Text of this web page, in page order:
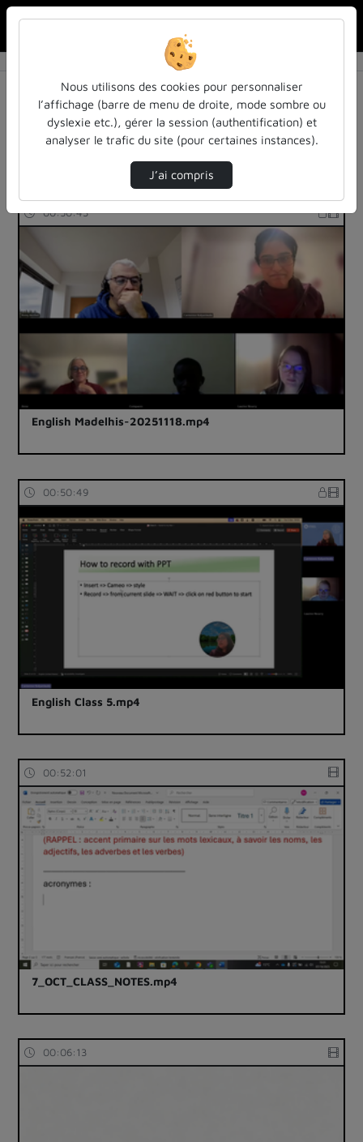
Résultats de la recherche
Filtres actifs (cliquer pour en retirer) :
Anglais
cours-formations
00:50:43
English Madelhis-20251118.mp4
00:50:49
English Class 5.mp4
00:52:01
7_OCT_CLASS_NOTES.mp4
00:06:13
Nous utilisons des cookies pour personnaliser
l’affichage (barre de menu de droite, mode sombre ou
dyslexie etc.), gérer la session (authentification) et
analyser le trafic du site (pour certaines instances).
J’ai compris